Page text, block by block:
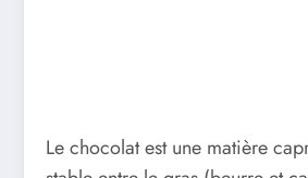
Le chocolat est une matière